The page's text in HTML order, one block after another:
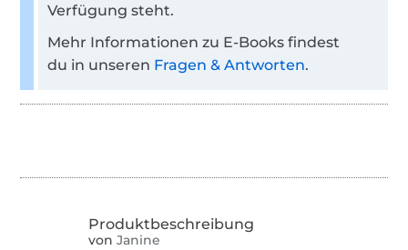
Verfügung steht.
Mehr Informationen zu E-Books findest
du in unseren Fragen & Antworten.
von Janine